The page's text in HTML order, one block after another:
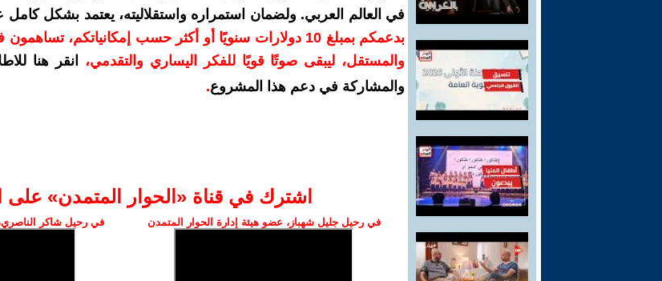
في العالم العربي. ولضمان استمراره واستقلاليته، يعتمد بشكل
بدعمكم بمبلغ 10 دولارات سنويًا أو أكثر حسب إمكانياتكم،
والمستقل، ليبقى صوتًا قويًا للفكر اليساري والتقدمي،
انقر هنا
والمشاركة في دعم هذا المشروع.
اشترك في قناة ‫«الحوار المتمدن» على
في رحيل جليل شهباز، عضو هيئة إدارة الحوار المتمدن في رحيل شاكر